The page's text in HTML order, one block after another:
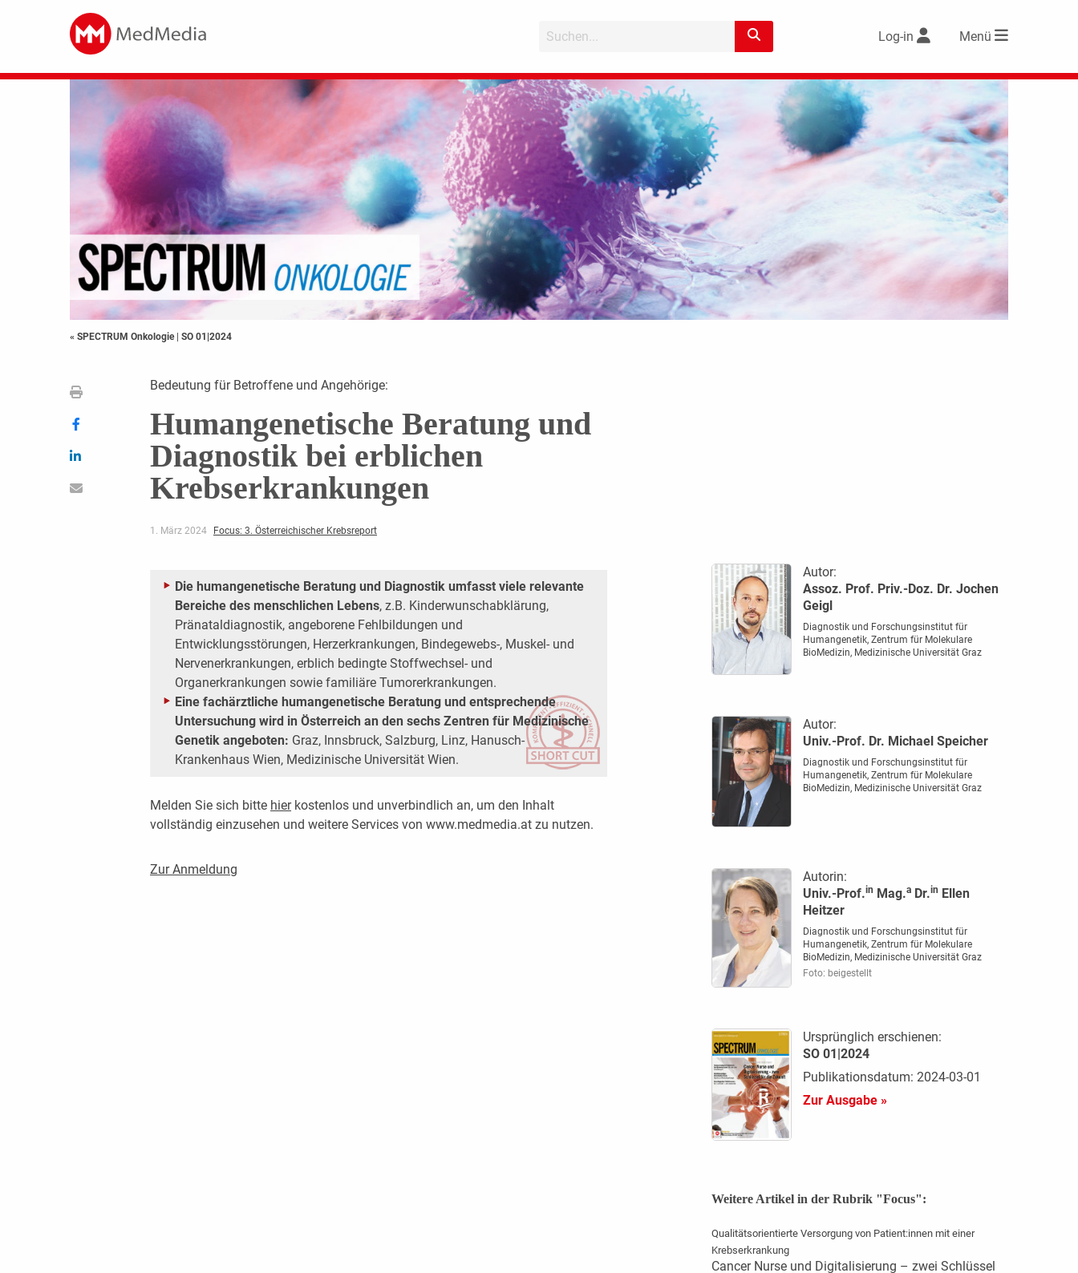
Log-in Menü
« SPECTRUM Onkologie | SO 01|2024
Bedeutung für Betroffene und Angehörige:
Humangenetische Beratung und
Diagnostik bei erblichen
Krebserkrankungen
1. März 2024 Focus: 3. Österreichischer Krebsreport
Die humangenetische Beratung und Diagnostik umfasst viele relevante
Bereiche des menschlichen Lebens, z.B. Kinderwunschabklärung,
Pränataldiagnostik, angeborene Fehlbildungen und
Entwicklungsstörungen, Herzerkrankungen, Bindegewebs-, Muskel- und
Nervenerkrankungen, erblich bedingte Stoffwechsel- und
Organerkrankungen sowie familiäre Tumorerkrankungen.
Eine fachärztliche humangenetische Beratung und entsprechende
Untersuchung wird in Österreich an den sechs Zentren für Medizinische
Genetik angeboten: Graz, Innsbruck, Salzburg, Linz, Hanusch-
Krankenhaus Wien, Medizinische Universität Wien.
Melden Sie sich bitte hierkostenlos und unverbindlich an, um den Inhalt
vollständig einzusehen und weitere Services von www.medmedia.at zu nutzen.
Zur Anmeldung
Autor:
Assoz. Prof. Priv.-Doz. Dr. Jochen
Geigl
Diagnostik und Forschungsinstitut für
Humangenetik, Zentrum für Molekulare
BioMedizin, Medizinische Universität Graz
Autor:
Univ.-Prof. Dr. Michael Speicher
Diagnostik und Forschungsinstitut für
Humangenetik, Zentrum für Molekulare
BioMedizin, Medizinische Universität Graz
Autorin:
Univ.-Prof.in Mag.aDr.in Ellen
Heitzer
Diagnostik und Forschungsinstitut für
Humangenetik, Zentrum für Molekulare
BioMedizin, Medizinische Universität Graz
Foto: beigestellt
Ursprünglich erschienen:
SO 01|2024
Publikationsdatum: 2024-03-01
Zur Ausgabe »
Weitere Artikel in der Rubrik "Focus":
Qualitätsorientierte Versorgung von Patient:innen mit einer
Krebserkrankung
Cancer Nurse und Digitalisierung – zwei Schlüssel